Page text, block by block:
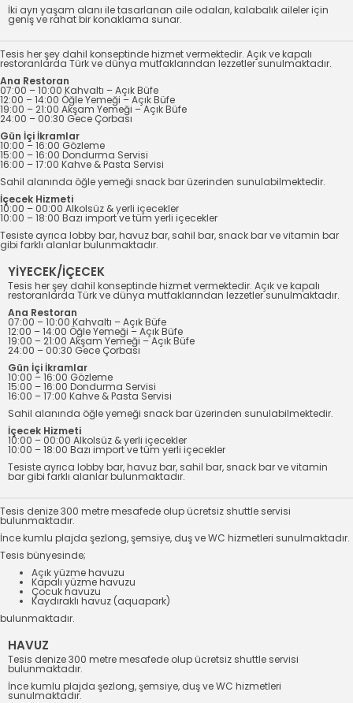
İki ayrı yaşam alanı ile tasarlanan aile odaları, kalabalık aileler için
geniş ve rahat bir konaklama sunar.
Tesis her şey dahil konseptinde hizmet vermektedir. Açık ve kapalı
restoranlarda Türk ve dünya mutfaklarından lezzetler sunulmaktadır.
Ana Restoran
07:00 – 10:00 Kahvaltı – Açık Büfe
12:00 – 14:00 Öğle Yemeği – Açık Büfe
19:00 – 21:00 Akşam Yemeği – Açık Büfe
24:00 – 00:30 Gece Çorbası
Gün İçi İkramlar
10:00 – 16:00 Gözleme
15:00 – 16:00 Dondurma Servisi
16:00 – 17:00 Kahve & Pasta Servisi
Sahil alanında öğle yemeği snack bar üzerinden sunulabilmektedir.
İçecek Hizmeti
10:00 – 00:00 Alkolsüz & yerli içecekler
10:00 – 18:00 Bazı import ve tüm yerli içecekler
Tesiste ayrıca lobby bar, havuz bar, sahil bar, snack bar ve vitamin bar
gibi farklı alanlar bulunmaktadır.
YİYECEK/İÇECEK
Tesis her şey dahil konseptinde hizmet vermektedir. Açık ve kapalı
restoranlarda Türk ve dünya mutfaklarından lezzetler sunulmaktadır.
Ana Restoran
07:00 – 10:00 Kahvaltı – Açık Büfe
12:00 – 14:00 Öğle Yemeği – Açık Büfe
19:00 – 21:00 Akşam Yemeği – Açık Büfe
24:00 – 00:30 Gece Çorbası
Gün İçi İkramlar
10:00 – 16:00 Gözleme
15:00 – 16:00 Dondurma Servisi
16:00 – 17:00 Kahve & Pasta Servisi
Sahil alanında öğle yemeği snack bar üzerinden sunulabilmektedir.
İçecek Hizmeti
10:00 – 00:00 Alkolsüz & yerli içecekler
10:00 – 18:00 Bazı import ve tüm yerli içecekler
Tesiste ayrıca lobby bar, havuz bar, sahil bar, snack bar ve vitamin
bar gibi farklı alanlar bulunmaktadır.
Tesis denize 300 metre mesafede olup ücretsiz shuttle servisi
bulunmaktadır.
İnce kumlu plajda şezlong, şemsiye, duş ve WC hizmetleri sunulmaktadır.
Tesis bünyesinde;
Açık yüzme havuzu
Kapalı yüzme havuzu
Çocuk havuzu
Kaydıraklı havuz (aquapark)
bulunmaktadır.
HAVUZ
Tesis denize 300 metre mesafede olup ücretsiz shuttle servisi
bulunmaktadır.
İnce kumlu plajda şezlong, şemsiye, duş ve WC hizmetleri
sunulmaktadır.